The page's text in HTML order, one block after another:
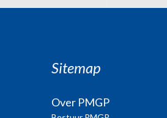
Sitemap
Over PMGP